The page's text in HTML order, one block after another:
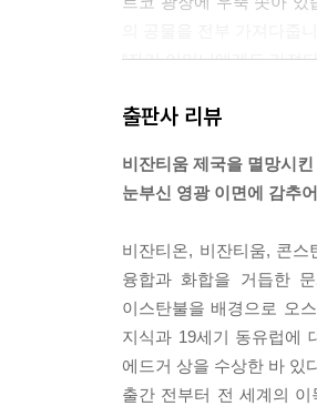
“자기 어머니에게도 가져
르페브르가 대사를 향해 고
“고고학자들은 그녀를 수
프랑스인이 두 눈을 깜빡였
만찬에서 사용한 잔과 접
--- 본문 중에서
출판사 리뷰
비잔티움 제국을 멸망시
눈부신 영광 이면에 감추
비잔티온, 비잔티움, 콘
융합과 화합을 거듭한
이스탄불을 배경으로 오
지식과 19세기 동유럽에
에드거 상을 수상한 바 있
출간 전부터 전 세계의